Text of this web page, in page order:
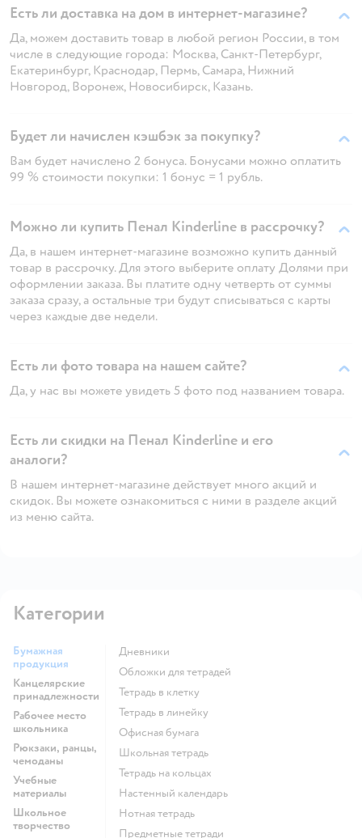
Есть ли доставка на дом в интернет-магазине?
Да, можем доставить товар в любой регион России, в том
числе в следующие города: Москва, Санкт-Петербург,
Екатеринбург, Краснодар, Пермь, Самара, Нижний
Новгород, Воронеж, Новосибирск, Казань.
Будет ли начислен кэшбэк за покупку?
Вам будет начислено 2 бонуса. Бонусами можно оплатить
99 % стоимости покупки: 1 бонус = 1 рубль.
Можно ли купить Пенал Kinderline в рассрочку?
Да, в нашем интернет-магазине возможно купить данный
товар в рассрочку. Для этого выберите оплату Долями при
оформлении заказа. Вы платите одну четверть от суммы
заказа сразу, а остальные три будут списываться с карты
через каждые две недели.
Есть ли фото товара на нашем сайте?
Да, у нас вы можете увидеть 5 фото под названием товара.
Есть ли скидки на Пенал Kinderline и его
аналоги?
В нашем интернет-магазине действует много акций и
скидок. Вы можете ознакомиться с ними в разделе акций
из меню сайта.
Категории
Бумажная
продукция
Канцелярские
принадлежности
Рабочее место
школьника
Рюкзаки, ранцы,
чемоданы
Учебные
материалы
Школьное
творчество
Дневники
Обложки для тетрадей
Тетрадь в клетку
Тетрадь в линейку
Офисная бумага
Школьная тетрадь
Тетрадь на кольцах
Настенный календарь
Нотная тетрадь
Предметные тетради